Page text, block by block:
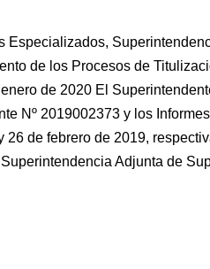
Especializados,
de los Procesos de
de 2020 El
Nº 2019002373 y los
26 de febrero de 2019,
Adjunta de